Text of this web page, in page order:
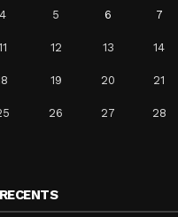
4 5 6 7
12 13 14
19 20 21
26 27 28